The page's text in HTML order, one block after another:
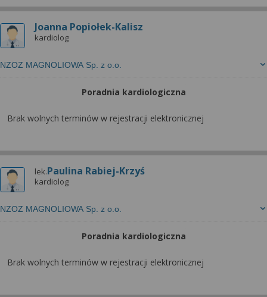
Joanna Popiołek-Kalisz
kardiolog
NZOZ MAGNOLIOWA Sp. z o.o.
Poradnia kardiologiczna
Brak wolnych terminów w rejestracji elektronicznej
lek.Paulina Rabiej-Krzyś
kardiolog
NZOZ MAGNOLIOWA Sp. z o.o.
Poradnia kardiologiczna
Brak wolnych terminów w rejestracji elektronicznej